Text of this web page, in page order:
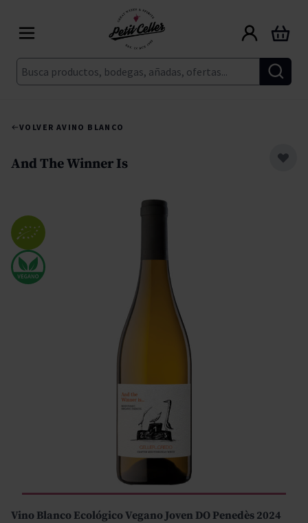
Buscar
Carrito
VOLVER AVINO BLANCO
And The Winner Is
Vino Blanco Ecológico Vegano Joven DO Penedès 2024